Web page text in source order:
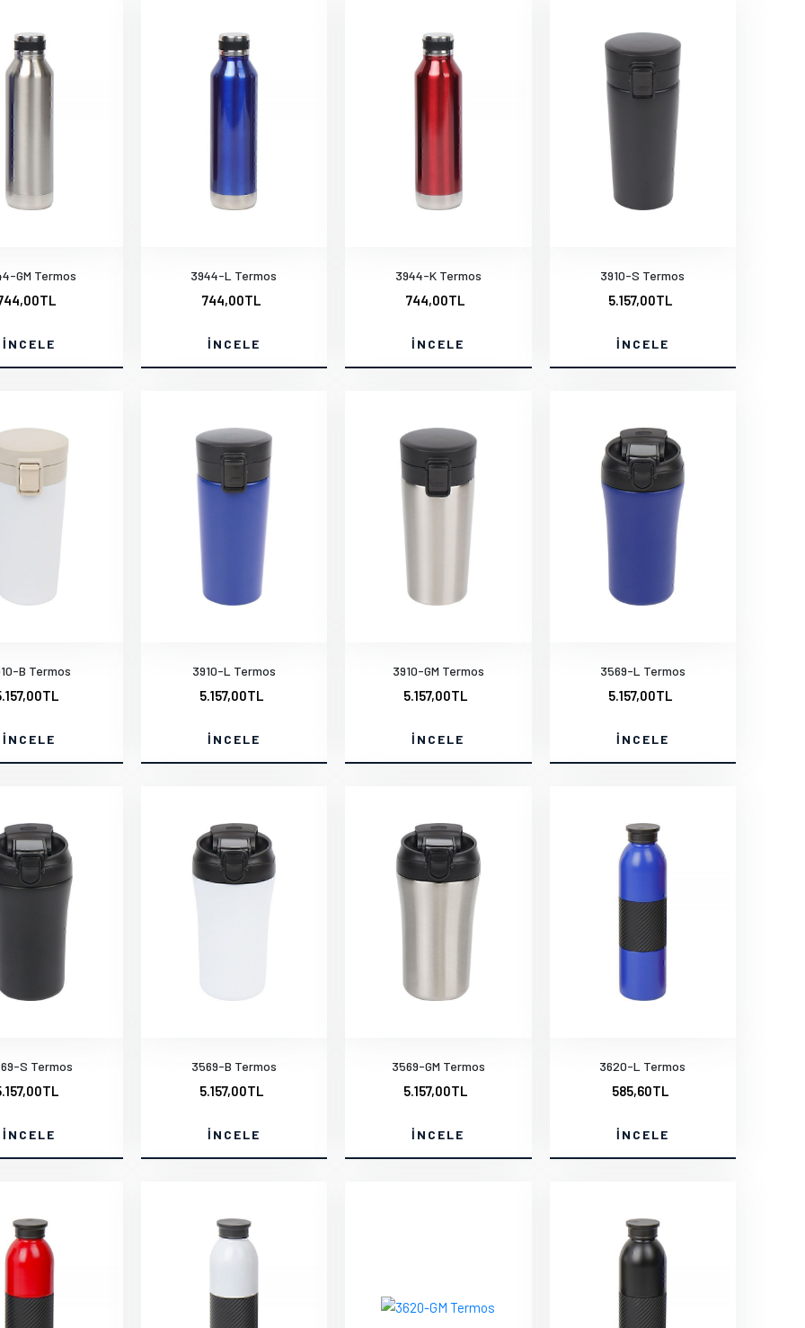
GM Termos
İNCELE
3944-L Termos
744,00TL
İNCELE
3944-K Termos
744,00TL
İNCELE
3910-S Termos
5.157,00TL
İNCELE
B Termos
İNCELE
3910-L Termos
5.157,00TL
İNCELE
3910-GM Termos
5.157,00TL
İNCELE
3569-L Termos
5.157,00TL
İNCELE
S Termos
İNCELE
3569-B Termos
5.157,00TL
İNCELE
3569-GM Termos
5.157,00TL
İNCELE
3620-L Termos
585,60TL
İNCELE